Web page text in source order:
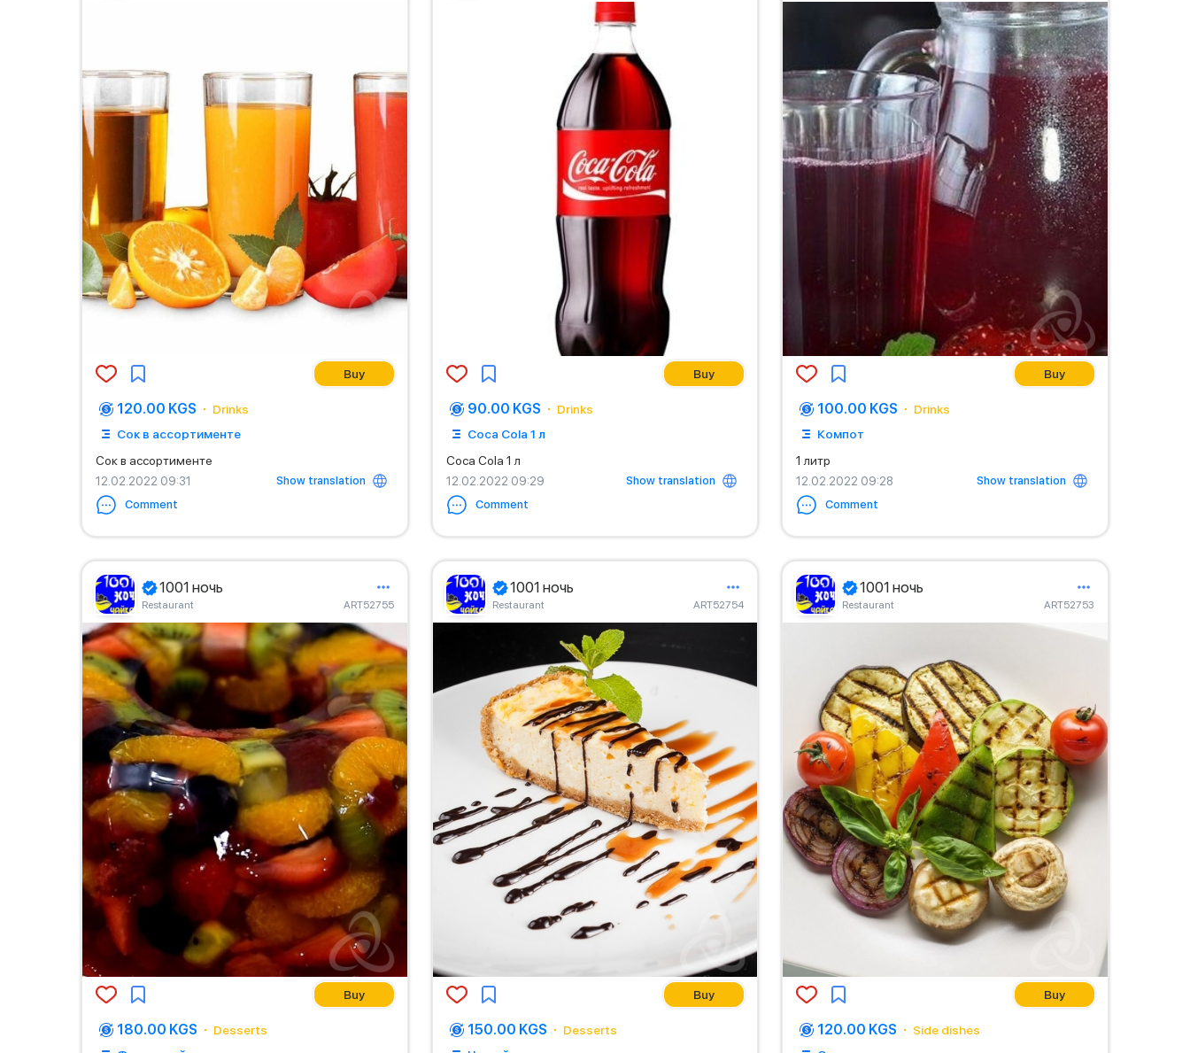
Buy
120.00 KGS
Drinks
Сок в ассортименте
Сок в ассортименте
12.02.2022 09:31
Show translation
Comment
Buy
90.00 KGS
Drinks
Coca Cola 1 л
Coca Cola 1 л
12.02.2022 09:29
Show translation
Comment
Buy
100.00 KGS
Drinks
Компот
1 литр
12.02.2022 09:28
Show translation
Comment
1001 ночь
Restaurant ART52755
Buy
180.00 KGS
Desserts
1001 ночь
Restaurant ART52754
Buy
150.00 KGS
Desserts
1001 ночь
Restaurant ART52753
Buy
120.00 KGS
Side dishes